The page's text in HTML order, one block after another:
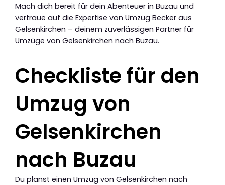
Mach dich bereit für dein Abenteuer in Buzau und
vertraue auf die Expertise von Umzug Becker aus
Gelsenkirchen – deinem zuverlässigen Partner für
Umzüge von Gelsenkirchen nach Buzau.
Checkliste für den
Umzug von
Gelsenkirchen
nach Buzau
Du planst einen Umzug von Gelsenkirchen nach